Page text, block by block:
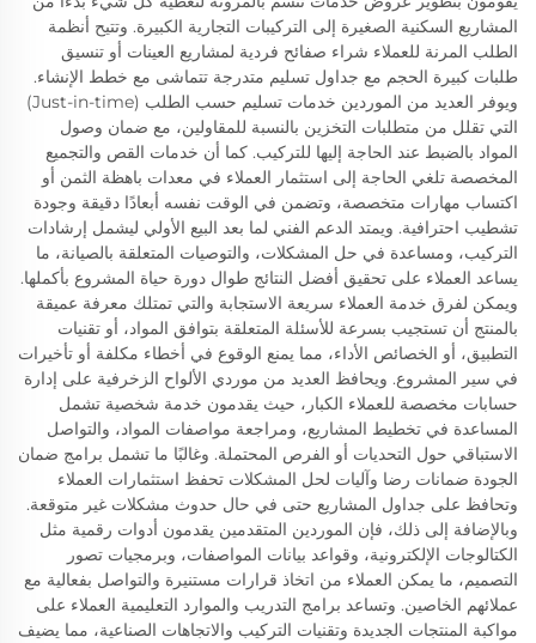
المشاريع السكنية الصغيرة إلى التركيبات التجارية الكبيرة. وتتيح أنظمة
الطلب المرنة للعملاء شراء صفائح فردية لمشاريع العينات أو تنسيق
طلبات كبيرة الحجم مع جداول تسليم متدرجة تتماشى مع خطط الإنشاء.
ويوفر العديد من الموردين خدمات تسليم حسب الطلب (Just-in-time)
التي تقلل من متطلبات التخزين بالنسبة للمقاولين، مع ضمان وصول
المواد بالضبط عند الحاجة إليها للتركيب. كما أن خدمات القص والتجميع
المخصصة تلغي الحاجة إلى استثمار العملاء في معدات باهظة الثمن أو
اكتساب مهارات متخصصة، وتضمن في الوقت نفسه أبعادًا دقيقة وجودة
تشطيب احترافية. ويمتد الدعم الفني لما بعد البيع الأولي ليشمل إرشادات
التركيب، ومساعدة في حل المشكلات، والتوصيات المتعلقة بالصيانة، ما
يساعد العملاء على تحقيق أفضل النتائج طوال دورة حياة المشروع بأكملها.
ويمكن لفرق خدمة العملاء سريعة الاستجابة والتي تمتلك معرفة عميقة
بالمنتج أن تستجيب بسرعة للأسئلة المتعلقة بتوافق المواد، أو تقنيات
التطبيق، أو الخصائص الأداء، مما يمنع الوقوع في أخطاء مكلفة أو تأخيرات
في سير المشروع. ويحافظ العديد من موردي الألواح الزخرفية على إدارة
حسابات مخصصة للعملاء الكبار، حيث يقدمون خدمة شخصية تشمل
المساعدة في تخطيط المشاريع، ومراجعة مواصفات المواد، والتواصل
الاستباقي حول التحديات أو الفرص المحتملة. وغالبًا ما تشمل برامج ضمان
الجودة ضمانات رضا وآليات لحل المشكلات تحفظ استثمارات العملاء
وتحافظ على جداول المشاريع حتى في حال حدوث مشكلات غير متوقعة.
وبالإضافة إلى ذلك، فإن الموردين المتقدمين يقدمون أدوات رقمية مثل
الكتالوجات الإلكترونية، وقواعد بيانات المواصفات، وبرمجيات تصور
التصميم، ما يمكن العملاء من اتخاذ قرارات مستنيرة والتواصل بفعالية مع
عملائهم الخاصين. وتساعد برامج التدريب والموارد التعليمية العملاء على
مواكبة المنتجات الجديدة وتقنيات التركيب والاتجاهات الصناعية، مما يضيف